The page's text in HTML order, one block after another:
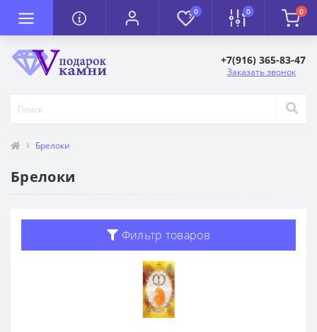
0 0 0
+7(916) 365-83-47
Заказать звонок
Брелоки
Брелоки
Фильтр товаров